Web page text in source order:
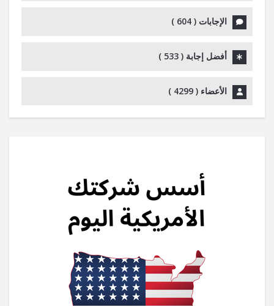
الإجابات ( 604
)
أفضل إجابة ( 533
)
الأعضاء ( 4299
)